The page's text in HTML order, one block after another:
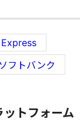
フトバンク
ットフォーム